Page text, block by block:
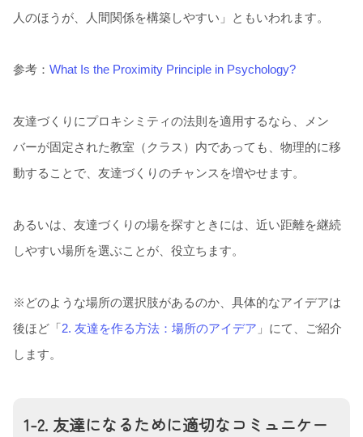
人のほうが、人間関係を構築しやすい」ともいわれます。
参考： What Is the Proximity Principle in Psychology?
友達づくりにプロキシミティの法則を適用するなら、メン
バーが固定された教室（クラス）内であっても、物理的に移
動することで、友達づくりのチャンスを増やせます。
あるいは、友達づくりの場を探すときには、近い距離を継続
しやすい場所を選ぶことが、役立ちます。
※どのような場所の選択肢があるのか、具体的なアイデアは
後ほど「2. 友達を作る方法：場所のアイデア 」にて、ご紹介
します。
1-2. 友達になるために適切なコミュニケー